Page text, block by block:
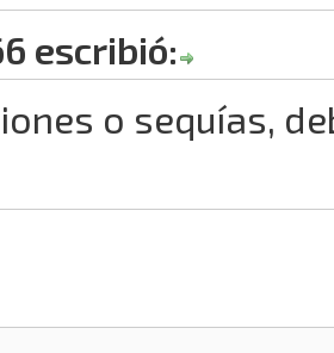
escribió:
o sequías,